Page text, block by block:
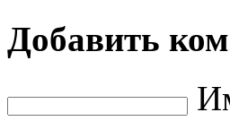
Добавить